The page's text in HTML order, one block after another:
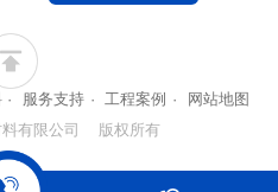
· 服务支持 · 工程案例 ·
网站地图
料有限公司 版权所有